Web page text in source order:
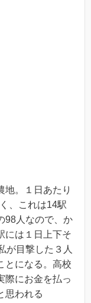
地。１日あたり
、これは14駅
98人なので、か
には１日上下そ
が目撃した３人
とになる。高校
際にお金を払っ
思われる